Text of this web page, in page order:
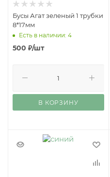
Бусы Агат зеленый 1 трубки
8*17мм
Есть в наличии: 4
500 ₽/шт
В КОРЗИНУ